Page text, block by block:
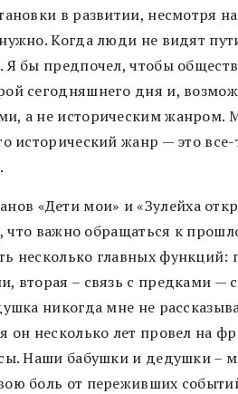
в развитии, несмотря
Когда люди не видят
Я бы предпочел, чтобы
сегодняшнего дня и,
а не историческим жанром.
исторический жанр — это все-
«Дети мои» и «Зулейха
что важно обращаться к
несколько главных функций:
вторая – связь с предками —
никогда мне не
он несколько лет провел на
Наши бабушки и дедушки –
боль от переживших